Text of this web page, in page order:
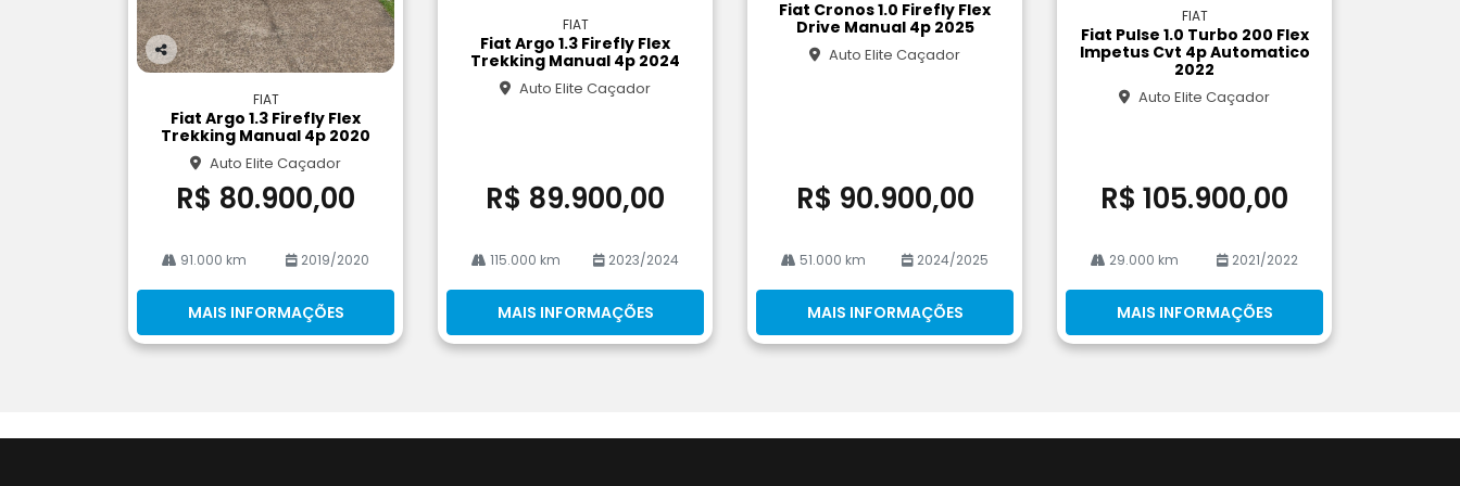
Co
rtil
he
FIAT
Fiat Argo 1.3 Firefly Flex
Trekking Manual 4p 2020
Auto Elite Caçador
R$ 80.900,00
91.000 km 2019/2020
MAIS INFORMAÇÕES
rtil
he
FIAT
Fiat Argo 1.3 Firefly Flex
Trekking Manual 4p 2024
Auto Elite Caçador
R$ 89.900,00
115.000 km 2023/2024
MAIS INFORMAÇÕES
rtilFiat Cronos 1.0 Firefly Flex
Drive Manual 4p 2025
Auto Elite Caçador
R$ 90.900,00
51.000 km 2024/2025
MAIS INFORMAÇÕES
pa
rtil
he
FIAT
Fiat Pulse 1.0 Turbo 200 Flex
Impetus Cvt 4p Automatico
2022
Auto Elite Caçador
R$ 105.900,00
29.000 km 2021/2022
MAIS INFORMAÇÕES